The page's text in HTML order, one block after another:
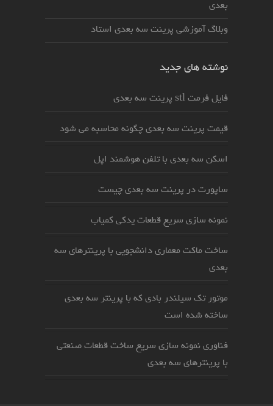
بعدی
وبلاگ آموزشی پرینت سه بعدی استاد
نوشته های جدید
فایل فرمت stl پرینت سه بعدی
قیمت پرینت سه بعدی چگونه محاسبه می شود
اسکن سه بعدی با تلفن هوشمند اپل
ساپورت در پرینت سه بعدی چیست
نمونه سازی سریع قطعات یدکی کمیاب
ساخت ماکت معماری دانشجویی با پرینترهای سه
بعدی
موتور تک سیلندر بادی که با پرینتر سه بعدی
ساخته شده است
فناوری نمونه سازی سریع ساخت قطعات صنعتی
با پرینترهای سه بعدی